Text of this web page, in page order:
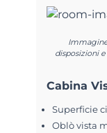
disposizioni
Cabina
Superficie
Oblò vista